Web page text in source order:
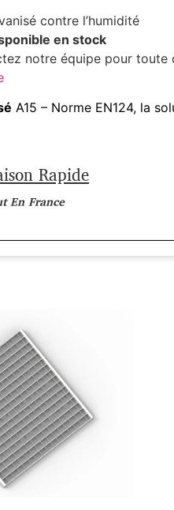
contre l’humidité
en stock
notre équipe pour toute
A15 – Norme EN124, la
Rapide
En France